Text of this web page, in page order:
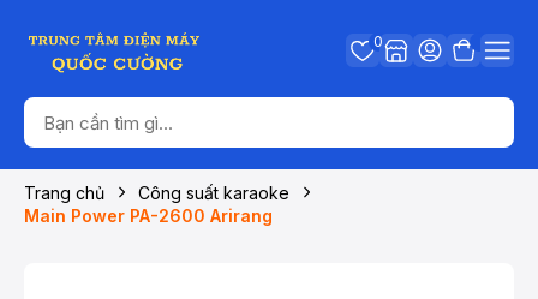
0
Trang chủ
Công suất karaoke
Main Power PA-2600 Arirang